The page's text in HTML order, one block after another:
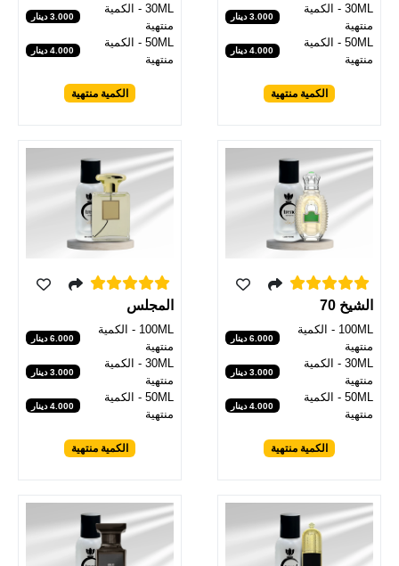
30ML - الكمية
منتهية
3.000 دينار
50ML - الكمية
منتهية
4.000 دينار
الكمية منتهية
30ML - الكمية
منتهية
3.000 دينار
50ML - الكمية
منتهية
4.000 دينار
الكمية منتهية
الشيخ 70
100ML - الكمية
منتهية
6.000 دينار
30ML - الكمية
منتهية
3.000 دينار
50ML - الكمية
منتهية
4.000 دينار
الكمية منتهية
المجلس
100ML - الكمية
منتهية
6.000 دينار
30ML - الكمية
منتهية
3.000 دينار
50ML - الكمية
منتهية
4.000 دينار
الكمية منتهية